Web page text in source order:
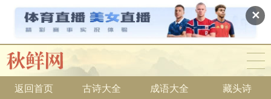
✕
返回首页 古诗大全 成语大全
藏头诗